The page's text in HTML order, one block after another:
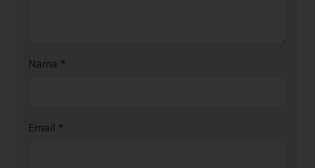
Nama *
Email *